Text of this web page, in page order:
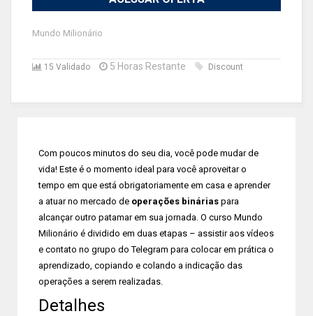
Mundo Milionário
15 Validado 5 Horas Restante Discount
Com poucos minutos do seu dia, você pode mudar de
vida! Este é o momento ideal para você aproveitar o
tempo em que está obrigatoriamente em casa e aprender
a atuar no mercado de operações binárias para
alcançar outro patamar em sua jornada. O curso Mundo
Milionário é dividido em duas etapas – assistir aos vídeos
e contato no grupo do Telegram para colocar em prática o
aprendizado, copiando e colando a indicação das
operações a serem realizadas.
Detalhes